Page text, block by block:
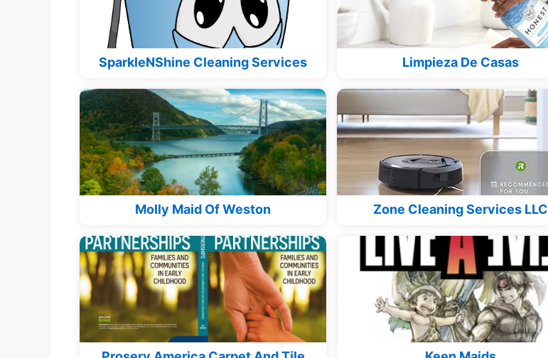
SparkleNShine Cleaning Services Limpieza De Casas
Molly Maid Of Weston Zone Cleaning Services LLC